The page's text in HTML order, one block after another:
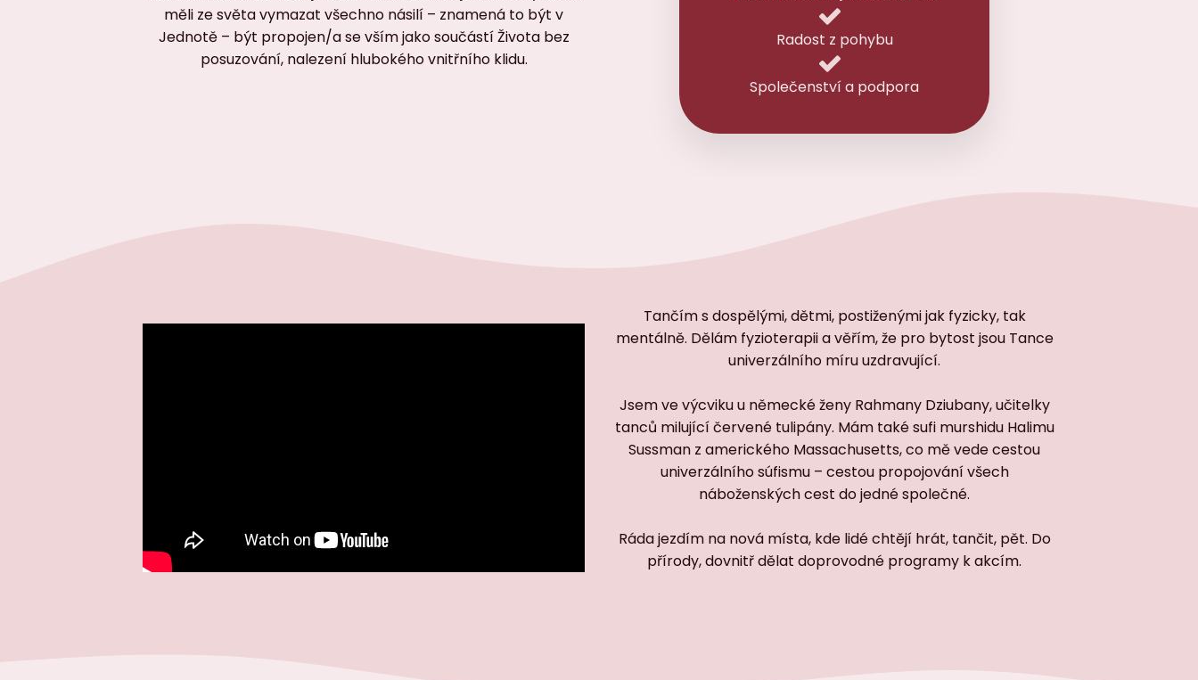
měli ze světa vymazat všechno násilí – znamená to být v
Jednotě – být propojen/a se vším jako součástí Života bez
posuzování, nalezení hlubokého vnitřního klidu.
Radost z pohybu
Společenství a podpora
Tančím s dospělými, dětmi, postiženými jak fyzicky, tak
mentálně. Dělám fyzioterapii a věřím, že pro bytost jsou Tance
univerzálního míru uzdravující.
Jsem ve výcviku u německé ženy Rahmany Dziubany, učitelky
tanců milující červené tulipány. Mám také sufi murshidu Halimu
Sussman z amerického Massachusetts, co mě vede cestou
univerzálního súfismu – cestou propojování všech
náboženských cest do jedné společné.
Ráda jezdím na nová místa, kde lidé chtějí hrát, tančit, pět. Do
přírody, dovnitř dělat doprovodné programy k akcím.